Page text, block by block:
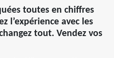
toutes en chiffres
l’expérience avec les
tout. Vendez vos